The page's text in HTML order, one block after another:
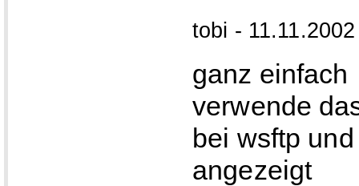
tobi -
ganz einfach
verwende
bei wsftp
angezeigt